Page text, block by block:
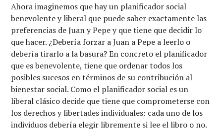
Ahora imaginemos que hay un planificador social
benevolente y liberal que puede saber exactamente las
preferencias de Juan y Pepe y que tiene que decidir lo
que hacer. ¿Debería forzar a Juan a Pepe a leerlo o
debería tirarlo a la basura? En concreto el planificador
que es benevolente, tiene que ordenar todos los
posibles sucesos en términos de su contribución al
bienestar social. Como el planificador social es un
liberal clásico decide que tiene que comprometerse con
los derechos y libertades individuales: cada uno de los
individuos debería elegir libremente si lee el libro o no.